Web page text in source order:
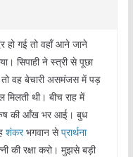
गई तो वहाँ आने जाने
सिपाही ने स्त्री से पूछा
तो वह बेचारी असमंजस में पड़
थी। बीच राह में
की आँख भर आई। बुध
शंकरभगवान सेप्रार्थना
की रक्षा करो। मुझसे बड़ी